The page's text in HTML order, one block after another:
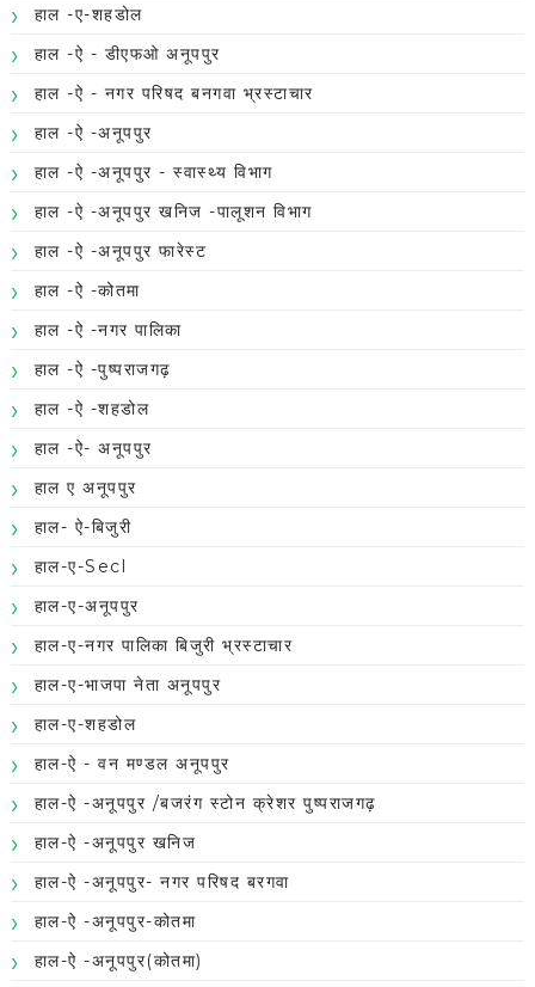
हाल -ए-शहडोल
हाल -ऐ - डीएफओ अनूपपुर
हाल -ऐ - नगर परिषद बनगवा भ्रस्टाचार
हाल -ऐ -अनूपपुर
हाल -ऐ -अनूपपुर - स्वास्थ्य विभाग
हाल -ऐ -अनूपपुर खनिज -पालूशन विभाग
हाल -ऐ -अनूपपुर फारेस्ट
हाल -ऐ -कोतमा
हाल -ऐ -नगर पालिका
हाल -ऐ -पुष्पराजगढ़
हाल -ऐ -शहडोल
हाल -ऐ- अनूपपुर
हाल ए अनूपपुर
हाल- ऐ-बिजुरी
हाल-ए-Secl
हाल-ए-अनूपपुर
हाल-ए-नगर पालिका बिजुरी भ्रस्टाचार
हाल-ए-भाजपा नेता अनूपपुर
हाल-ए-शहडोल
हाल-ऐ - वन मण्डल अनूपपुर
हाल-ऐ -अनूपपुर /बजरंग स्टोन क्रेशर पुष्पराजगढ़
हाल-ऐ -अनूपपुर खनिज
हाल-ऐ -अनूपपुर- नगर परिषद बरगवा
हाल-ऐ -अनूपपुर-कोतमा
हाल-ऐ -अनूपपुर(कोतमा)